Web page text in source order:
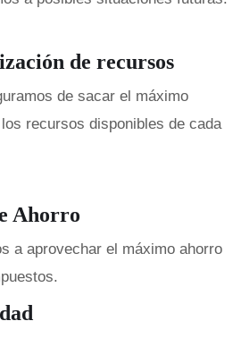
de recursos
de sacar el máximo
recursos disponibles de cada
Ahorro
a aprovechar el máximo ahorro